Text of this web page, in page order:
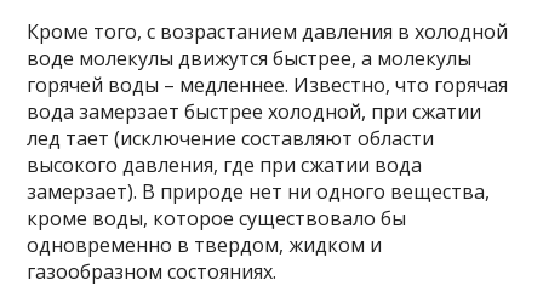
Кроме того, с возрастанием давления в холодной
воде молекулы движутся быстрее, а молекулы
горячей воды – медленнее. Известно, что горячая
вода замерзает быстрее холодной, при сжатии
лед тает (исключение составляют области
высокого давления, где при сжатии вода
замерзает). В природе нет ни одного вещества,
кроме воды, которое существовало бы
одновременно в твердом, жидком и
газообразном состояниях.